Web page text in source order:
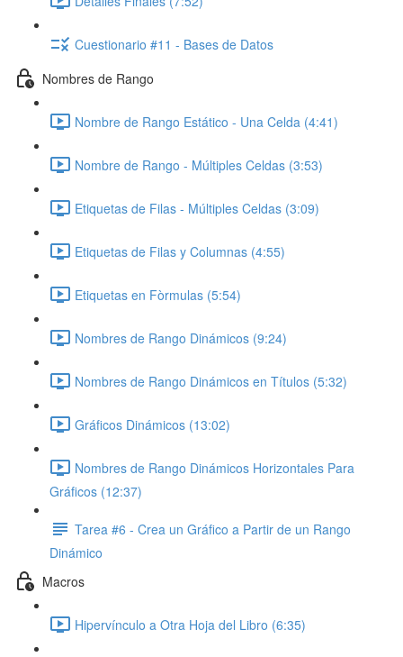
Cuestionario #11 - Bases de Datos
Nombres de Rango
Nombre de Rango Estático - Una Celda (4:41)
Nombre de Rango - Múltiples Celdas (3:53)
Etiquetas de Filas - Múltiples Celdas (3:09)
Etiquetas de Filas y Columnas (4:55)
Etiquetas en Fòrmulas (5:54)
Nombres de Rango Dinámicos (9:24)
Nombres de Rango Dinámicos en Títulos (5:32)
Gráficos Dinámicos (13:02)
Nombres de Rango Dinámicos Horizontales Para
Gráficos (12:37)
Tarea #6 - Crea un Gráfico a Partir de un Rango
Dinámico
Macros
Hipervínculo a Otra Hoja del Libro (6:35)